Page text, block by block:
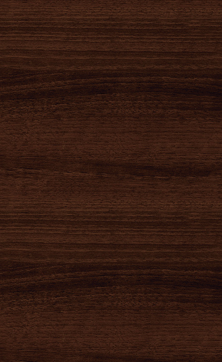
臨時休業のお知
らせ
1月15日から1月25日まで臨時休業とさせて頂きます。 麺也オールウェイズ長与店におきましてスタッフ1...
ふるさと納税を
はじめました！
ふるさとチョイスから長崎県長与町への寄附のお申込みができるようになりました！ 長崎県長与町の魅力を発信...
2020-04-29
お家でオールウ
ェイズ 冷凍つ
け麺編
お家でオールウェイズ 冷凍つけ麺編を動画で紹介します！ わかりやすく紹介しております！ 是非、参考にし...
2020-04-29
お家でオールウ
ェイズ 冷凍ラ
ーメン編
お家でオールウェイズ 冷凍ラーメン編を動画で紹介します！ わかりやすく紹介しております！ 是非、参考に...
2020-04-27
ネットショップ
開設のお知らせ
いつも麺也オールウェイズをご愛顧いただきありがとうございます。 このたび、ネットショップ...